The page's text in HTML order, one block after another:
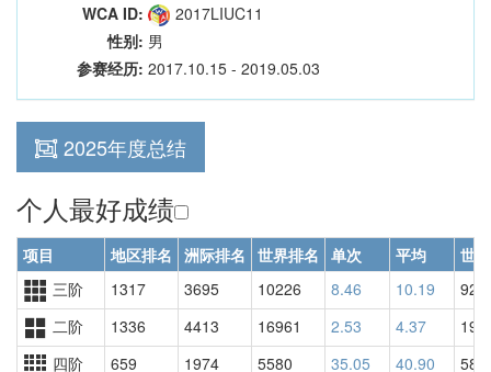
WCA ID:
2017LIUC11
性别: 男
参赛经历: 2017.10.15 - 2019.05.03
2025年度总结
个人最好成绩
项目 地区排名 洲际排名 世界排名 单次 平均
世
三阶
1317 3695 10226 8.46 10.19
二阶
1336 4413 16961 2.53 4.37
四阶
659 1974 5580 35.05 40.90